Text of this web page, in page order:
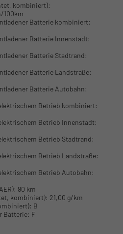
kombiniert):
100km
Batterie kombiniert:
Batterie Innenstadt:
Batterie Stadtrand:
Batterie Landstraße:
Batterie Autobahn:
Betrieb kombiniert:
Betrieb Innenstadt:
Betrieb Stadtrand:
Betrieb Landstraße:
Betrieb Autobahn:
90 km
kombiniert): 21,00 g/km
B
Batterie: F